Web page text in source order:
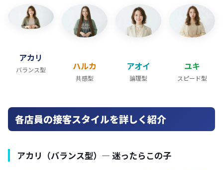
アカリ
バランス型 ハルカ
共感型
アオイ
論理型
ユキ
スピード型
各店員の接客スタイルを詳しく紹介
アカリ（バランス型）— 迷ったらこの子